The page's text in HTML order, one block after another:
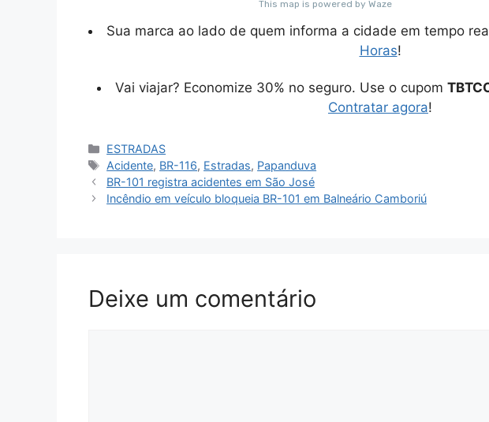
Sua marca ao lado de quem informa a cidade em tempo
Horas!
Vai viajar? Economize 30% no seguro. Use o cupom
Contratar agora!
Categorias
ESTRADAS
Tags
Acidente, BR-116, Estradas, Papanduva
BR-101 registra acidentes em São José
Incêndio em veículo bloqueia BR-101 em Balneário Camboriú
Deixe um comentário